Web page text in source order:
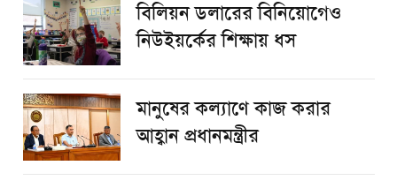
বিলিয়ন ডলারের বিনিয়োগেও
নিউইয়র্কের শিক্ষায় ধস
মানুষের কল্যাণে কাজ করার
আহ্বান প্রধানমন্ত্রীর